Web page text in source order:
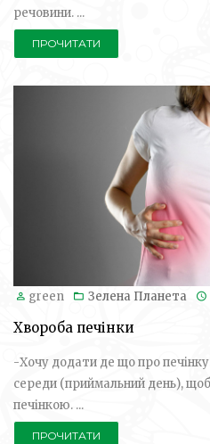
речовини. ...
ПРОЧИТАТИ
green Зелена Планета
Хвороба печінки
-Хочу додати де що про
середи (приймальний день),
печінкою. ...
ПРОЧИТАТИ